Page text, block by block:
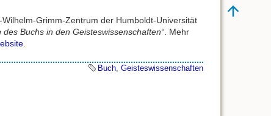
Grimm-Zentrum der Humboldt-Universität
Buchs in den Geisteswissenschaften“. Mehr
.
Buch Geisteswissenschaften